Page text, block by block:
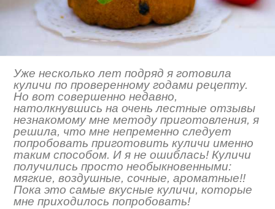
Уже несколько лет подряд я готовила
куличи по проверенному годами рецепту.
Но вот совершенно недавно,
натолкнувшись на очень лестные отзывы
незнакомому мне методу приготовления, я
решила, что мне непременно следует
попробовать приготовить куличи именно
таким способом. И я не ошиблась! Куличи
получились просто необыкновенными:
мягкие, воздушные, сочные, ароматные!!
Пока это самые вкусные куличи, которые
мне приходилось попробовать!